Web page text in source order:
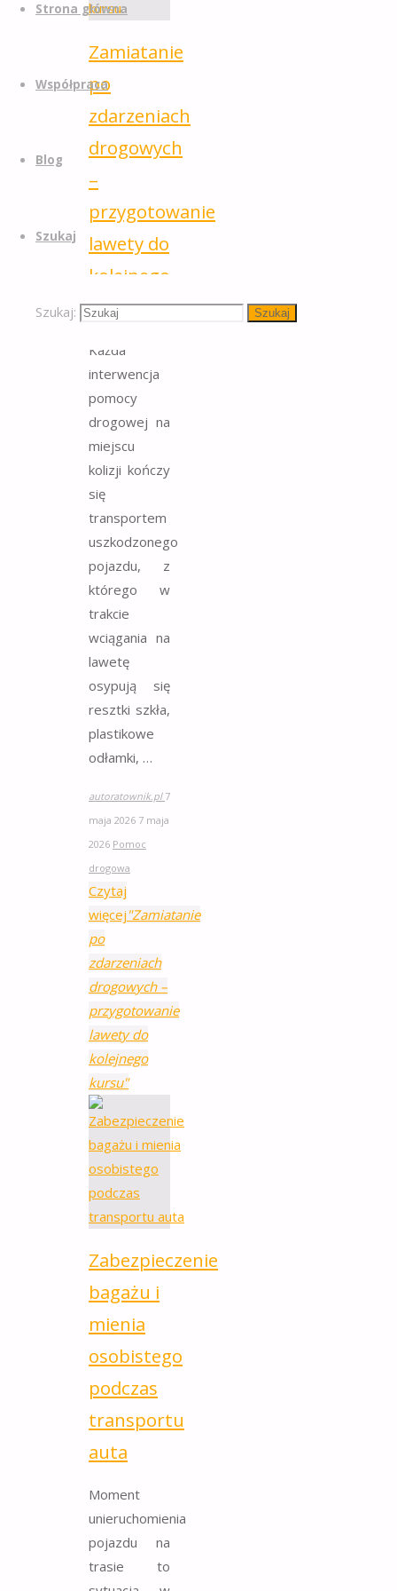
Strona główna
Współpraca
Blog
Szukaj
Szukaj: Szukaj
Zamiatanie
po
zdarzeniach
drogowych
–
przygotowanie
lawety do
kolejnego
kursu
Każda
interwencja
pomocy
drogowej na
miejscu
kolizji kończy
się
transportem
uszkodzonego
pojazdu, z
którego w
trakcie
wciągania na
lawetę
osypują się
resztki szkła,
plastikowe
odłamki, …
autoratownik.pl 7
maja 2026 7 maja
2026 Pomoc
drogowa
Czytaj
więcej "Zamiatanie
po
zdarzeniach
drogowych –
przygotowanie
lawety do
kolejnego
kursu"
Zabezpieczenie
bagażu i
mienia
osobistego
podczas
transportu
auta
Moment
unieruchomienia
pojazdu na
trasie to